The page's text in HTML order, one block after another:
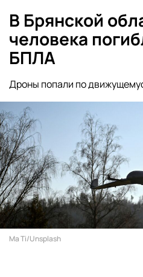
В Брянской
человека
БПЛА
Дроны попали по
Ma Ti/Unsplash